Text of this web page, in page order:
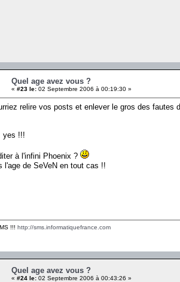
Quel age avez vous ?
« #23 le: 02 Septembre 2006 à 00:19:30 »
relire vos posts et enlever le gros des fautes
yes !!!
à l'infini Phoenix ?
l'age de SeVeN en tout cas !!
!!! http://sms.informatiquefrance.com
Quel age avez vous ?
« #24 le: 02 Septembre 2006 à 00:43:26 »